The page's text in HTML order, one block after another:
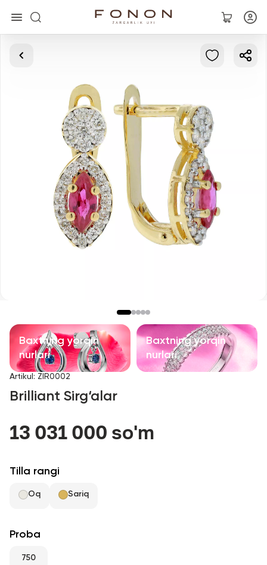
Asosiy
Bilaguzuklar
Aksessuarlar
Barcha
Biz haqimizda
Do'kon topish
Sevimli
+998 71 205 22 22
Baxtning yorqin
nurlari
Baxtning yorqin
nurlari
Artikul : ZIR0002
Brilliant Sirg‘alar
13 031 000 so'm
Tilla rangi
Oq Sariq
Proba
750